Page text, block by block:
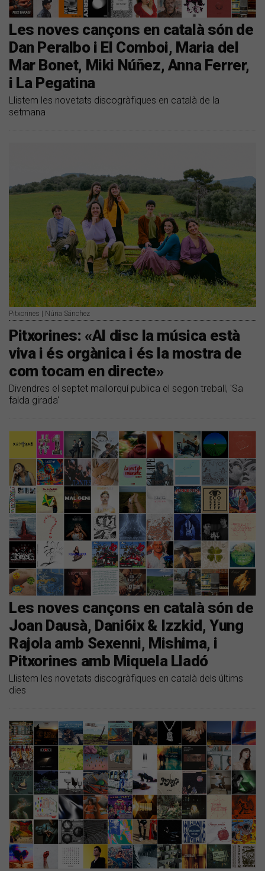
Les noves cançons en català són de
Dan Peralbo i El Comboi, Maria del
Mar Bonet, Miki Núñez, Anna Ferrer,
i La Pegatina
Llistem les novetats discogràfiques en català de la
setmana
Pitxorines | Núria Sánchez
Pitxorines: «Al disc la música està
viva i és orgànica i és la mostra de
com tocam en directe»
Divendres el septet mallorquí publica el segon treball, 'Sa
falda girada'
Les noves cançons en català són de
Joan Dausà, Dani6ix & Izzkid, Yung
Rajola amb Sexenni, Mishima, i
Pitxorines amb Miquela Lladó
Llistem les novetats discogràfiques en català dels últims
dies